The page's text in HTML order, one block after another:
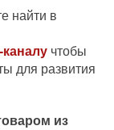
найти в
каналу чтобы
для развития
из